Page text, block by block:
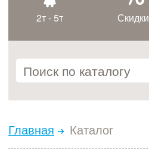
2т - 5т Скидки
Главная Каталог